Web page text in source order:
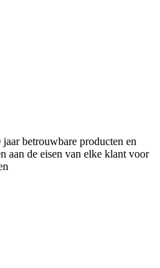
betrouwbare producten en
aan de eisen van elke klant voor